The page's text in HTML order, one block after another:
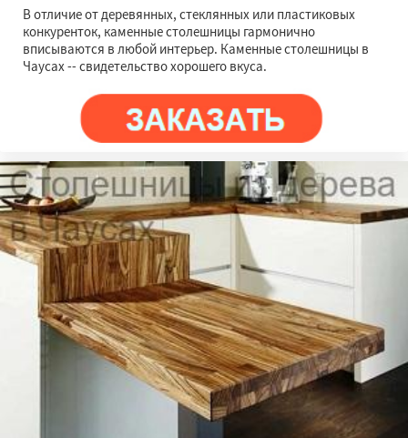
В отличие от деревянных, стеклянных или пластиковых
конкуренток, каменные столешницы гармонично
вписываются в любой интерьер. Каменные столешницы в
Чаусах -- свидетельство хорошего вкуса.